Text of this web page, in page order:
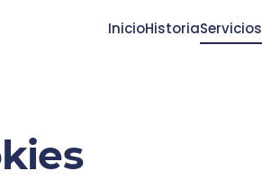
InicioHistoriaServicios